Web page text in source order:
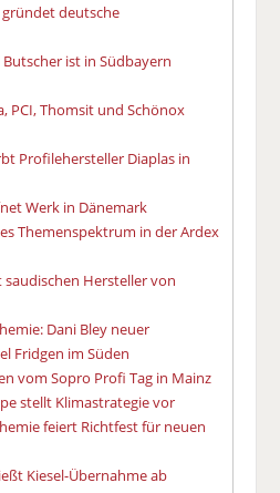
deutsche
Butscher ist in Südbayern
PCI, Thomsit und Schönox
Profilehersteller Diaplas in
Werk in Dänemark
Themenspektrum in der Ardex
saudischen Hersteller von
Dani Bley neuer
Fridgen im Süden
vom Sopro Profi Tag in Mainz
stellt Klimastrategie vor
feiert Richtfest für neuen
Kiesel-Übernahme ab